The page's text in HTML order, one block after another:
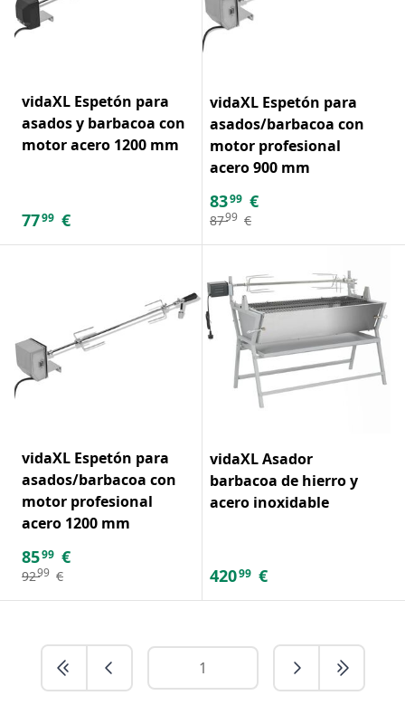
vidaXL Espetón para
asados y barbacoa con
motor acero 1200 mm
7799 €
vidaXL Espetón para
asados/barbacoa con
motor profesional
acero 900 mm
8399 €
8799 €
vidaXL Espetón para
asados/barbacoa con
motor profesional
acero 1200 mm
8599 €
9299 €
vidaXL Asador
barbacoa de hierro y
acero inoxidable
42099 €